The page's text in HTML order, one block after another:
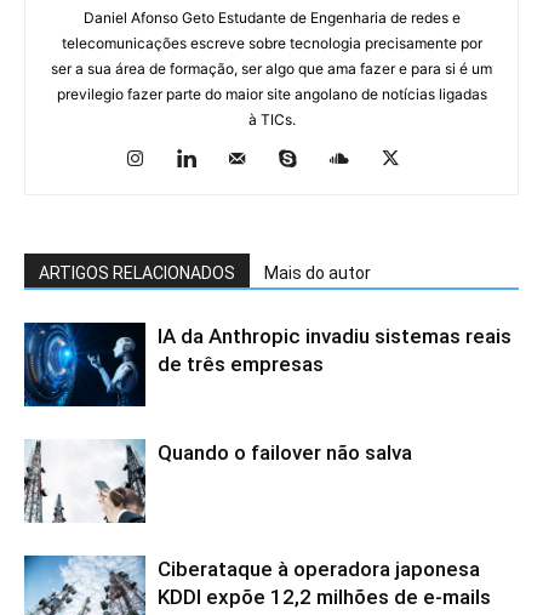
Daniel Afonso Geto Estudante de Engenharia de redes e
telecomunicações escreve sobre tecnologia precisamente por
ser a sua área de formação, ser algo que ama fazer e para si é um
previlegio fazer parte do maior site angolano de notícias ligadas
à TICs.
ARTIGOS RELACIONADOS Mais do autor
IA da Anthropic invadiu sistemas reais
de três empresas
Quando o failover não salva
Ciberataque à operadora japonesa
KDDI expõe 12,2 milhões de e-mails